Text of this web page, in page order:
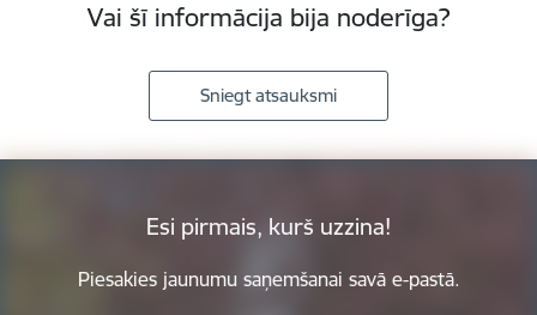
Vai šī informācija bija noderīga?
Sniegt atsauksmi
Esi pirmais, kurš uzzina!
Piesakies jaunumu saņemšanai savā e-pastā.